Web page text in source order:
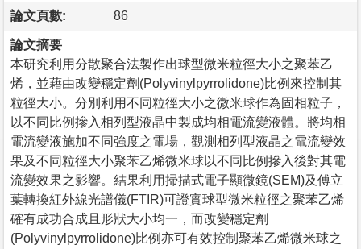
論文頁數: 86
論文摘要
本研究利用分散聚合法製作出球型微米粒徑大小之聚苯乙
烯，並藉由改變穩定劑(Polyvinylpyrrolidone)比例來控制其
粒徑大小。分別利用不同粒徑大小之微米球作為固相粒子，
以不同比例摻入相列型液晶中製成均相電流變液體。將均相
電流變液施加不同強度之電場，觀測相列型液晶之電流變效
果及不同粒徑大小聚苯乙烯微米球以不同比例摻入後對其電
流變效果之影響。結果利用掃描式電子顯微鏡(SEM)及傅立
葉轉換紅外線光譜儀(FTIR)可證實球型微米粒徑之聚苯乙烯
確有成功合成且形狀大小均一，而改變穩定劑
(Polyvinylpyrrolidone)比例亦可有效控制聚苯乙烯微米球之